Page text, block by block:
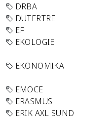
DRBA
DUTERTRE
EF
EKOLOGIE
EKONOMIKA
EMOCE
ERASMUS
ERIK AXL SUND